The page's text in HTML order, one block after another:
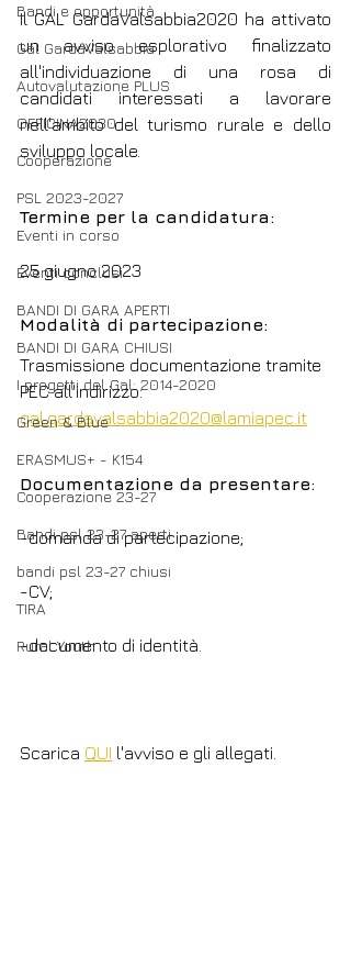
Bandi e opportunità
Gal GardaValsabbia
Autovalutazione PLUS
OFFICINA2030
Cooperazione
PSL 2023-2027
Eventi in corso
Eventi conclusi
BANDI DI GARA APERTI
BANDI DI GARA CHIUSI
I progetti del Gal: 2014-2020
Green & Blue
ERASMUS+ - K154
Cooperazione 23-27
Bandi psl 23-27 aperti
bandi psl 23-27 chiusi
TIRA
Rural Youth
Il GAL GardaValsabbia2020 ha attivato
un avviso esplorativo finalizzato
all'individuazione di una rosa di
candidati interessati a lavorare
nell'ambito del turismo rurale e dello
sviluppo locale.
Termine per la candidatura:
25 giugno 2023
Modalità di partecipazione:
Trasmissione documentazione tramite
PEC all'indirizzo:
gal.gardavalsabbia2020@lamiapec.it
Documentazione da presentare:
-domanda di partecipazione;
-CV;
-documento di identità.
Scarica QUI l'avviso e gli allegati.